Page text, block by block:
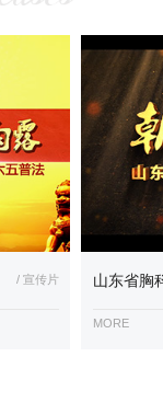
/ 宣传片 山东省胸
MORE